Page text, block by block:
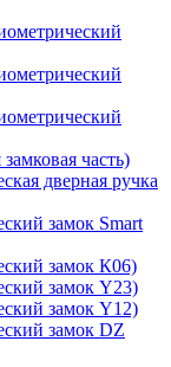
часть)
дверная ручка
замок Smart
замок К06)
замок Y23)
замок Y12)
замок DZ